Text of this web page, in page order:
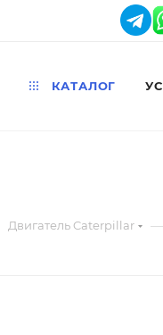
КАТАЛОГ
Двигатель Caterpillar —